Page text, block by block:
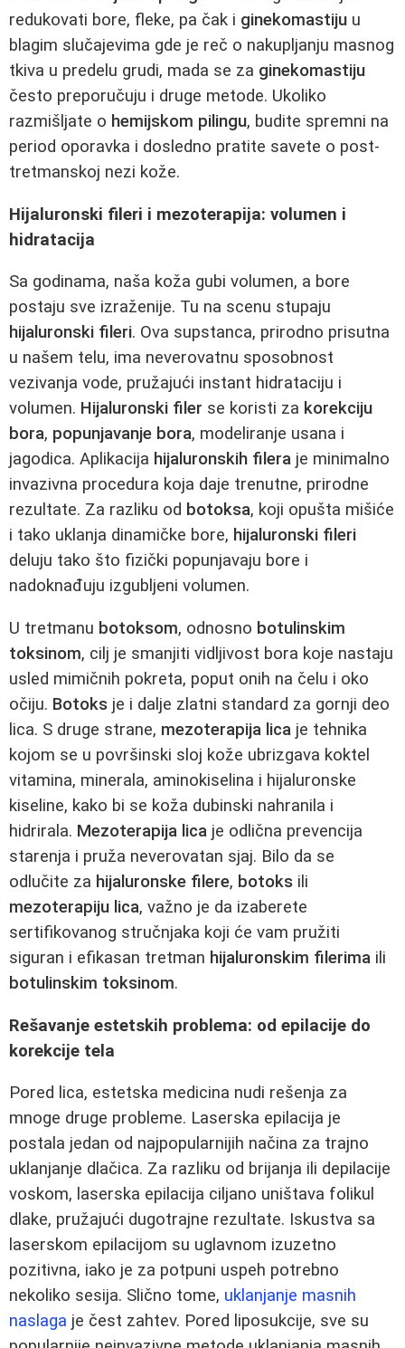
redukovati bore, fleke, pa čak i ginekomastiju u
blagim slučajevima gde je reč o nakupljanju masnog
tkiva u predelu grudi, mada se za ginekomastiju
često preporučuju i druge metode. Ukoliko
razmišljate o hemijskom pilingu, budite spremni na
period oporavka i dosledno pratite savete o post-
tretmanskoj nezi kože.
Hijaluronski fileri i mezoterapija: volumen i
hidratacija
Sa godinama, naša koža gubi volumen, a bore
postaju sve izraženije. Tu na scenu stupaju
hijaluronski fileri. Ova supstanca, prirodno prisutna
u našem telu, ima neverovatnu sposobnost
vezivanja vode, pružajući instant hidrataciju i
volumen. Hijaluronski filer se koristi za korekciju
bora, popunjavanje bora, modeliranje usana i
jagodica. Aplikacija hijaluronskih filera je minimalno
invazivna procedura koja daje trenutne, prirodne
rezultate. Za razliku od botoksa, koji opušta mišiće
i tako uklanja dinamičke bore, hijaluronski fileri
deluju tako što fizički popunjavaju bore i
nadoknađuju izgubljeni volumen.
U tretmanu botoksom, odnosno botulinskim
toksinom, cilj je smanjiti vidljivost bora koje nastaju
usled mimičnih pokreta, poput onih na čelu i oko
očiju. Botoks je i dalje zlatni standard za gornji deo
lica. S druge strane, mezoterapija lica je tehnika
kojom se u površinski sloj kože ubrizgava koktel
vitamina, minerala, aminokiselina i hijaluronske
kiseline, kako bi se koža dubinski nahranila i
hidrirala. Mezoterapija lica je odlična prevencija
starenja i pruža neverovatan sjaj. Bilo da se
odlučite za hijaluronske filere, botoks ili
mezoterapiju lica, važno je da izaberete
sertifikovanog stručnjaka koji će vam pružiti
siguran i efikasan tretman hijaluronskim filerima ili
botulinskim toksinom.
Rešavanje estetskih problema: od epilacije do
korekcije tela
Pored lica, estetska medicina nudi rešenja za
mnoge druge probleme. Laserska epilacija je
postala jedan od najpopularnijih načina za trajno
uklanjanje dlačica. Za razliku od brijanja ili depilacije
voskom, laserska epilacija ciljano uništava folikul
dlake, pružajući dugotrajne rezultate. Iskustva sa
laserskom epilacijom su uglavnom izuzetno
pozitivna, iako je za potpuni uspeh potrebno
nekoliko sesija. Slično tome, uklanjanje masnih
naslaga je čest zahtev. Pored liposukcije, sve su